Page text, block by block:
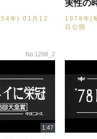
年) 01月12
実性の
1978年(
日公開
No.1298_2